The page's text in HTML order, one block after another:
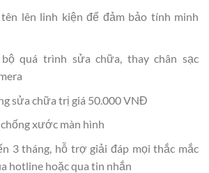
lên linh kiện để đảm bảo tính minh
quá trình sửa chữa, thay chân sạc
sửa chữa trị giá 50.000 VNĐ
xước màn hình
3 tháng, hỗ trợ giải đáp mọi thắc mắc
hotline hoặc qua tin nhắn